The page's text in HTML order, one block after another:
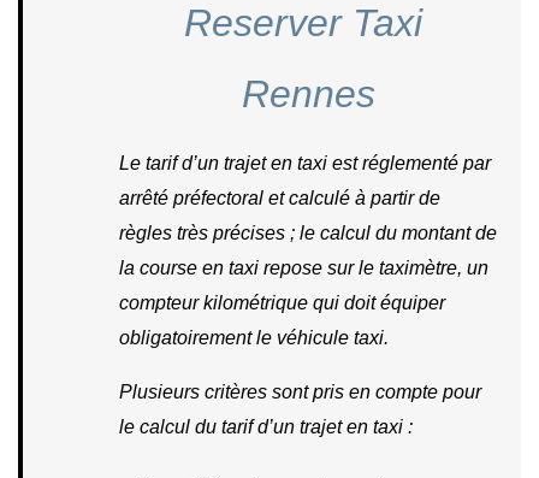
Reserver Taxi
Rennes
Le tarif d’un trajet en taxi est réglementé par
arrêté préfectoral et calculé à partir de
règles très précises ; le calcul du montant de
la course en taxi repose sur le taximètre, un
compteur kilométrique qui doit équiper
obligatoirement le véhicule taxi.
Plusieurs critères sont pris en compte pour
le calcul du tarif d’un trajet en taxi :